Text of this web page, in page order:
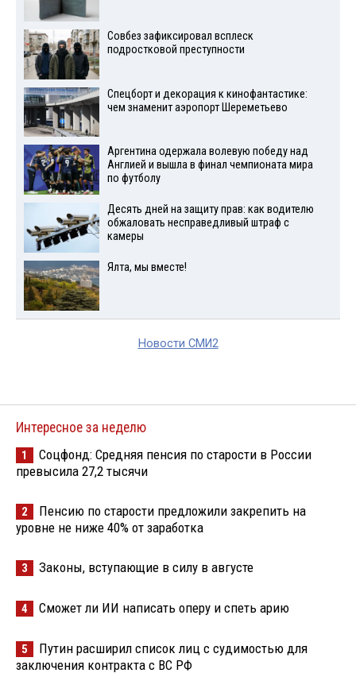
Совбез зафиксировал всплеск
подростковой преступности
Спецборт и декорация к кинофантастике:
чем знаменит аэропорт Шереметьево
Аргентина одержала волевую победу над
Англией и вышла в финал чемпионата мира
по футболу
Десять дней на защиту прав: как водителю
обжаловать несправедливый штраф с
камеры
Ялта, мы вместе!
Новости СМИ2
Интересное за неделю
1
Соцфонд: Средняя пенсия по старости в России
превысила 27,2 тысячи
2
Пенсию по старости предложили закрепить на
уровне не ниже 40% от заработка
3 Законы, вступающие в силу в августе
4 Сможет ли ИИ написать оперу и спеть арию
5
Путин расширил список лиц с судимостью для
заключения контракта с ВС РФ